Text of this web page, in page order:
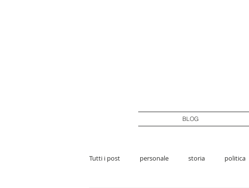
BLOG
Tutti i post personale storia politica